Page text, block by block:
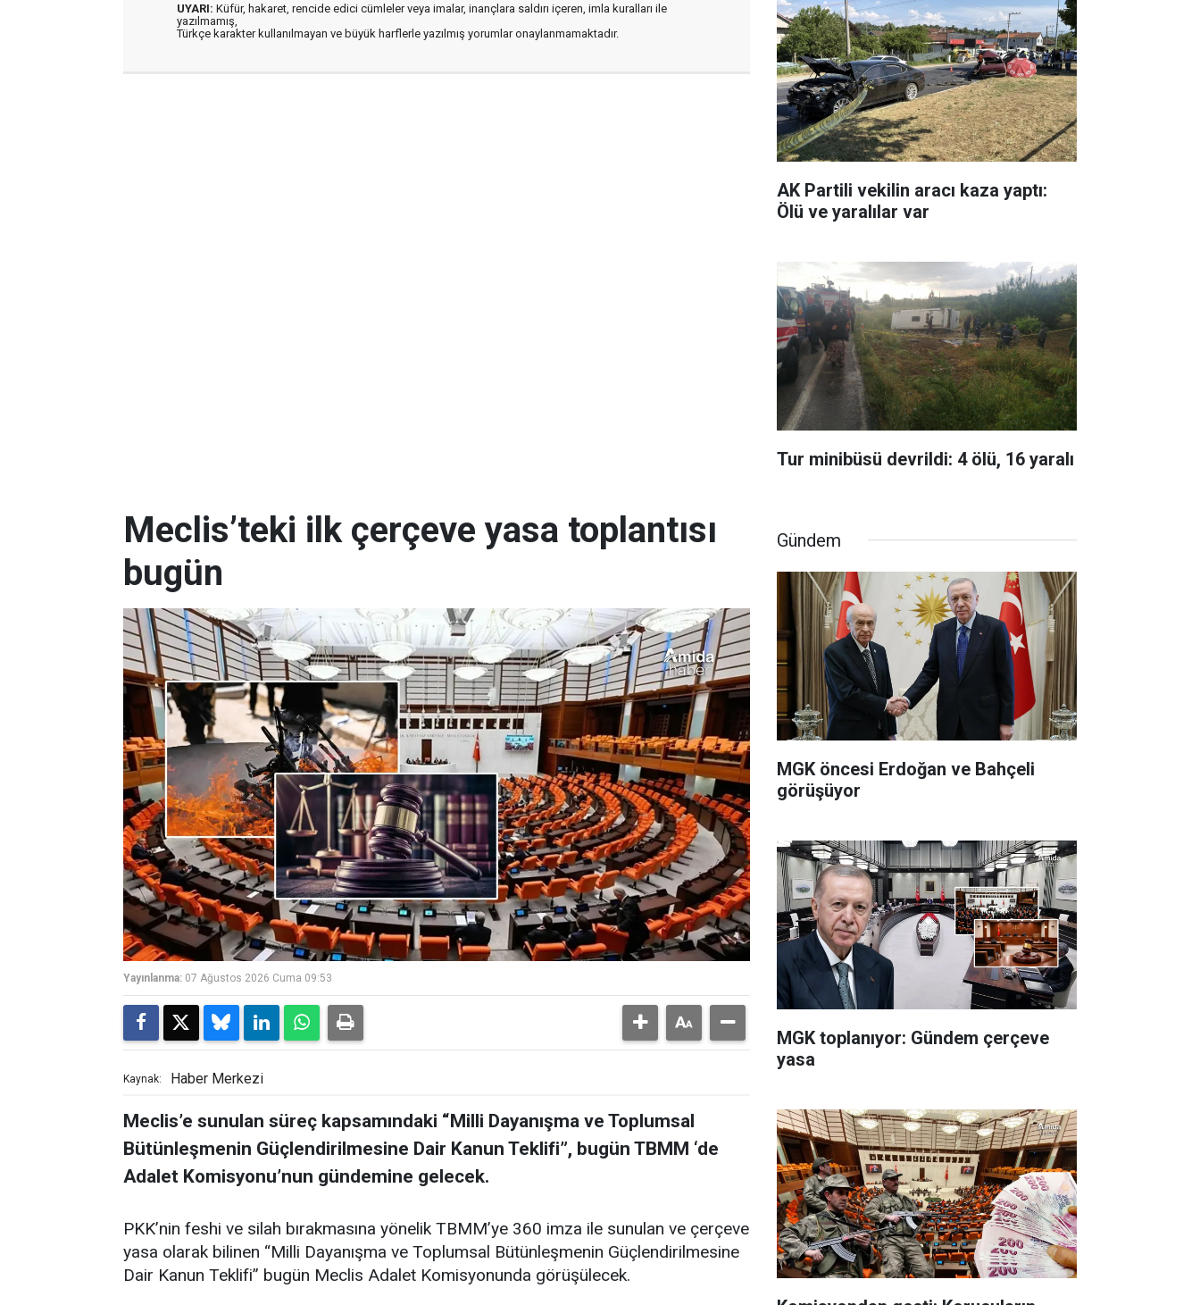
UYARI: Küfür, hakaret, rencide edici cümleler veya imalar, inançlara saldırı içeren, imla kuralları ile
yazılmamış,
Türkçe karakter kullanılmayan ve büyük harflerle yazılmış yorumlar onaylanmamaktadır.
AK Partili vekilin aracı kaza yaptı:
Ölü ve yaralılar var
Tur minibüsü devrildi: 4 ölü, 16 yaralı
Meclis’teki ilk çerçeve yasa toplantısı
bugün
Yayınlanma: 07 Ağustos 2026 Cuma 09:53
Kaynak: Haber Merkezi
Meclis’e sunulan süreç kapsamındaki “Milli Dayanışma ve Toplumsal
Bütünleşmenin Güçlendirilmesine Dair Kanun Teklifi”, bugün TBMM ‘de
Adalet Komisyonu’nun gündemine gelecek.
PKK’nin feshi ve silah bırakmasına yönelik TBMM’ye 360 imza ile sunulan ve çerçeve
yasa olarak bilinen “Milli Dayanışma ve Toplumsal Bütünleşmenin Güçlendirilmesine
Dair Kanun Teklifi” bugün Meclis Adalet Komisyonunda görüşülecek.
Gündem
MGK öncesi Erdoğan ve Bahçeli
görüşüyor
MGK toplanıyor: Gündem çerçeve
yasa